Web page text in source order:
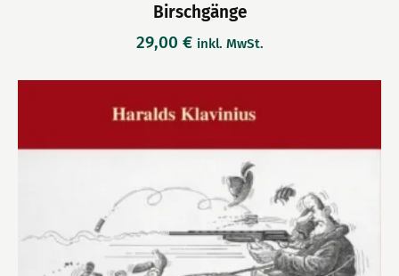
Birschgänge
29,00 € inkl. MwSt.